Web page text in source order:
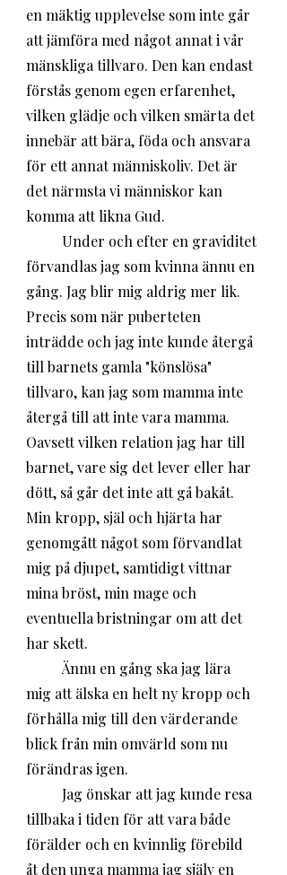
en mäktig upplevelse som inte går
att jämföra med något annat i vår
mänskliga tillvaro. Den kan endast
förstås genom egen erfarenhet,
vilken glädje och vilken smärta det
innebär att bära, föda och ansvara
för ett annat människoliv. Det är
det närmsta vi människor kan
komma att likna Gud.
förvandlas jag som kvinna ännu en
gång. Jag blir mig aldrig mer lik.
Precis som när puberteten
inträdde och jag inte kunde återgå
till barnets gamla "könslösa"
tillvaro, kan jag som mamma inte
återgå till att inte vara mamma.
Oavsett vilken relation jag har till
barnet, vare sig det lever eller har
dött, så går det inte att gå bakåt.
Min kropp, själ och hjärta har
genomgått något som förvandlat
mig på djupet, samtidigt vittnar
mina bröst, min mage och
eventuella bristningar om att det
har skett.
mig att älska en helt ny kropp och
förhålla mig till den värderande
blick från min omvärld som nu
förändras igen.
tillbaka i tiden för att vara både
förälder och en kvinnlig förebild
åt den unga mamma jag själv en